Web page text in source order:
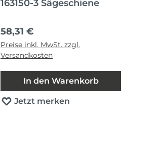
163150-3 Sägeschiene
Regulärer Preis:
58,31 €
Preise inkl. MwSt. zzgl.
Versandkosten
In den Warenkorb
Jetzt merken